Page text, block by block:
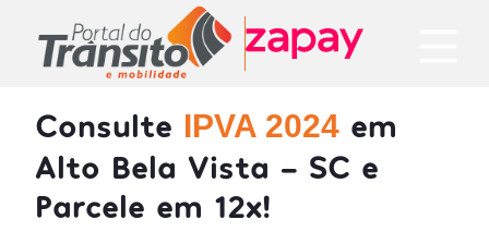
Consulte IPVA 2024 em
Alto Bela Vista - SC e
Parcele em 12x!